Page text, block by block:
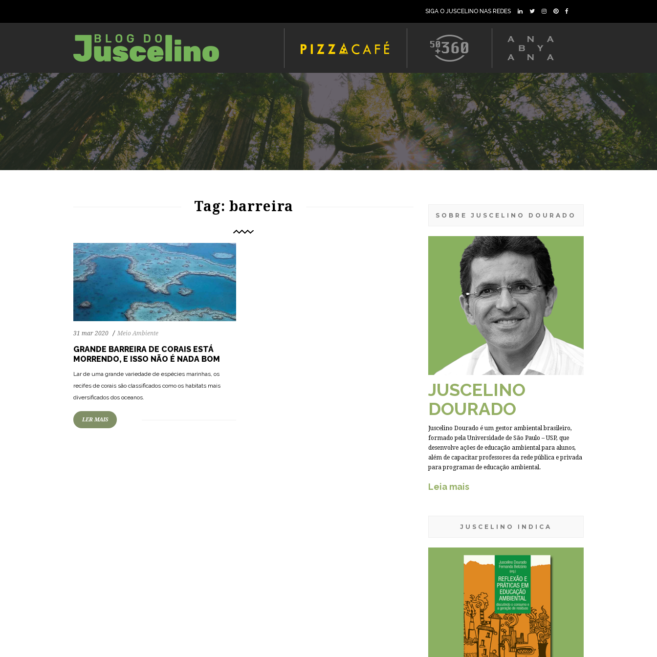
SIGA O JUSCELINO NAS REDES
Tag: barreira
31 mar 2020 Meio Ambiente
GRANDE BARREIRA DE CORAIS ESTÁ
MORRENDO, E ISSO NÃO É NADA BOM
Lar de uma grande variedade de espécies marinhas, os
recifes de corais são classificados como os habitats mais
diversificados dos oceanos.
LER MAIS
SOBRE JUSCELINO DOURADO
JUSCELINO
DOURADO
Juscelino Dourado é um gestor ambiental brasileiro,
formado pela Universidade de São Paulo – USP, que
desenvolve ações de educação ambiental para alunos,
além de capacitar professores da rede pública e privada
para programas de educação ambiental.
Leia mais
JUSCELINO INDICA